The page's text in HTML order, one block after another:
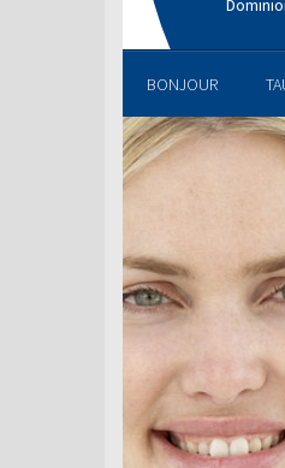
BONJOUR